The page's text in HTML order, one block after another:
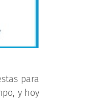
para
y hoy